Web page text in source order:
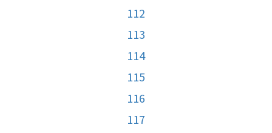
112
113
114
115
116
117